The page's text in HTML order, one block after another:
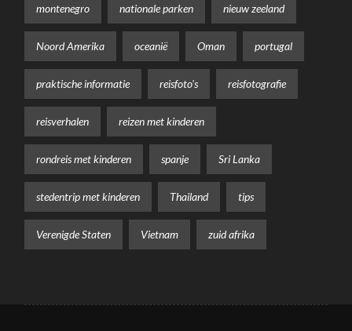
montenegro nationale parken nieuw zeeland
Noord Amerika oceanië Oman portugal
praktische informatie reisfoto's reisfotografie
reisverhalen reizen met kinderen
rondreis met kinderen spanje Sri Lanka
stedentrip met kinderen Thailand tips
Verenigde Staten Vietnam zuid afrika